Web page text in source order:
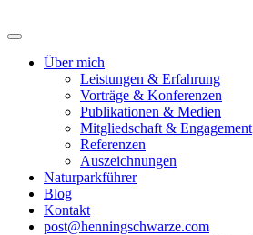
Über mich
Leistungen & Erfahrung
Vorträge & Konferenzen
Publikationen & Medien
Mitgliedschaft & Engagement
Referenzen
Auszeichnungen
Naturparkführer
Blog
Kontakt
post@henningschwarze.com